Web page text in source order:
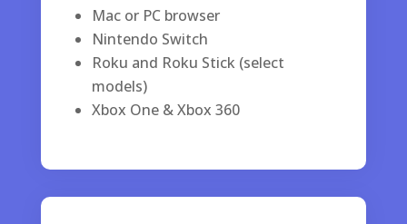
Mac or PC browser
Nintendo Switch
Roku and Roku Stick (select
models)
Xbox One & Xbox 360